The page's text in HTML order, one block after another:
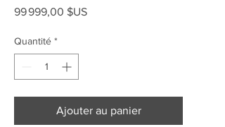
99 999,00 $USPrix
Quantité *
Ajouter au panier